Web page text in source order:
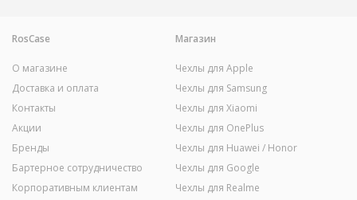
RosCase
О магазине
Доставка и оплата
Контакты
Акции
Бренды
Бартерное сотрудничество
Корпоративным клиентам
Магазин
Чехлы для Apple
Чехлы для Samsung
Чехлы для Xiaomi
Чехлы для OnePlus
Чехлы для Huawei / Honor
Чехлы для Google
Чехлы для Realme